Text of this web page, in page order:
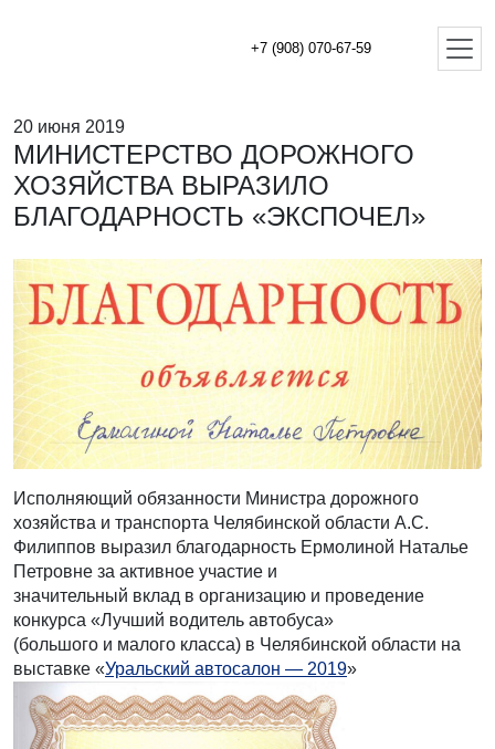
+7 (908) 070-67-59
20 июня 2019
МИНИСТЕРСТВО ДОРОЖНОГО
ХОЗЯЙСТВА ВЫРАЗИЛО
БЛАГОДАРНОСТЬ «ЭКСПОЧЕЛ»
Исполняющий обязанности Министра дорожного
хозяйства и транспорта Челябинской области А.С.
Филиппов выразил благодарность Ермолиной Наталье
Петровне за активное участие и
значительный вклад в организацию и проведение
конкурса «Лучший водитель автобуса»
(большого и малого класса) в Челябинской области на
выставке «Уральский автосалон — 2019»